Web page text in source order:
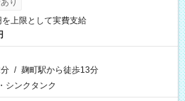
り
上限として実費支給
/ 麹町駅から徒歩13分
シンクタンク